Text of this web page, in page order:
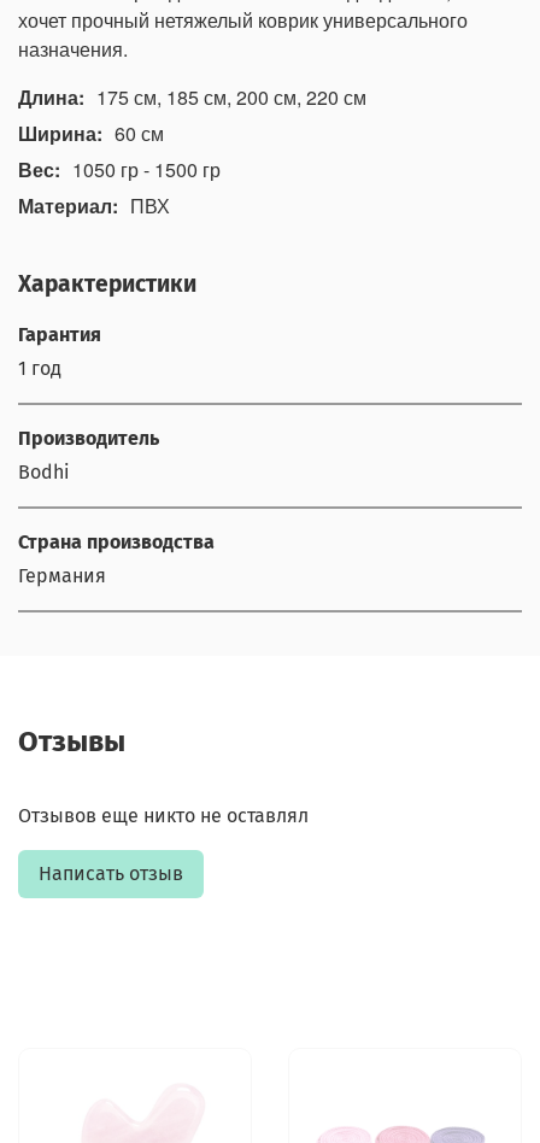
хочет прочный нетяжелый коврик универсального
назначения.
Длина: 175 см, 185 см, 200 см, 220 см
Ширина: 60 см
Вес: 1050 гр - 1500 гр
Материал: ПВХ
Характеристики
Гарантия
1 год
Производитель
Bodhi
Страна производства
Германия
Отзывы
Отзывов еще никто не оставлял
Написать отзыв